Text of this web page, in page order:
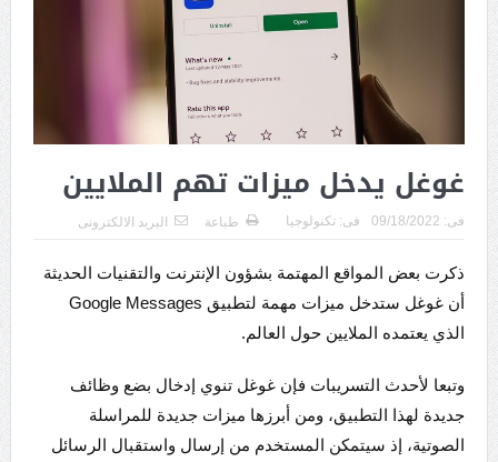
غوغل يدخل ميزات تهم الملايين
فى: 09/18/2022 فى: تكنولوجيا طباعة البريد الالكترونى
ذكرت بعض المواقع المهتمة بشؤون الإنترنت والتقنيات الحديثة
أن غوغل ستدخل ميزات مهمة لتطبيق Google Messages
الذي يعتمده الملايين حول العالم.
وتبعا لأحدث التسريبات فإن غوغل تنوي إدخال بضع وظائف
جديدة لهذا التطبيق، ومن أبرزها ميزات جديدة للمراسلة
الصوتية، إذ سيتمكن المستخدم من إرسال واستقبال الرسائل